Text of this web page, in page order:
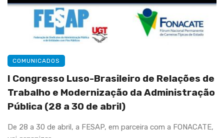
COMUNICADOS
I Congresso Luso-Brasileiro de Relações de
Trabalho e Modernização da Administração
Pública (28 a 30 de abril)
De 28 a 30 de abril, a FESAP, em parceira com a FONACATE,